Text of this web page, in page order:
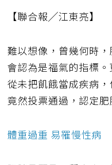
【聯合報╱江東亮】
難以想像，曾幾何時
會認為是福氣的指標
從未把飢餓當成疾病
竟然投票通過，認定肥
體重過重 易罹慢性病